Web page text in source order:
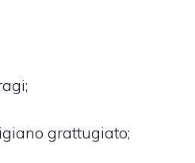
grattugiato;